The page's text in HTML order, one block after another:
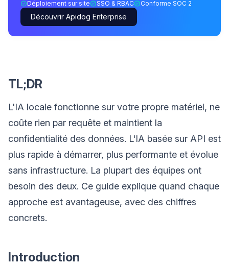
Déploiement sur site SSO & RBAC Conforme SOC 2
Découvrir Apidog Enterprise
TL;DR
L'IA locale fonctionne sur votre propre matériel, ne
coûte rien par requête et maintient la
confidentialité des données. L'IA basée sur API est
plus rapide à démarrer, plus performante et évolue
sans infrastructure. La plupart des équipes ont
besoin des deux. Ce guide explique quand chaque
approche est avantageuse, avec des chiffres
concrets.
Introduction